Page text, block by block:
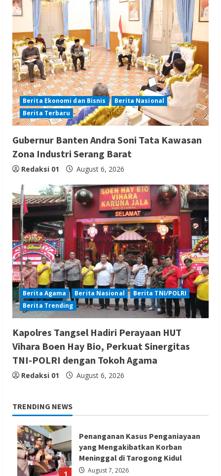
Berita Ekonomi dan Bisnis
Berita Nasional
Berita Terbaru
Gubernur Banten Andra Soni Tata Kawasan
Zona Industri Serang Barat
Redaksi 01 August 6, 2026
Berita Agama Berita Nasional
Berita TNI/POLRI
Berita Trending
Kapolres Tangsel Hadiri Perayaan HUT
Vihara Boen Hay Bio, Perkuat Sinergitas
TNI-POLRI dengan Tokoh Agama
Redaksi 01 August 6, 2026
TRENDING NEWS
1
Penanganan Kasus Penganiayaan
yang Mengakibatkan Korban
Meninggal di Tarogong Kidul
August 7, 2026